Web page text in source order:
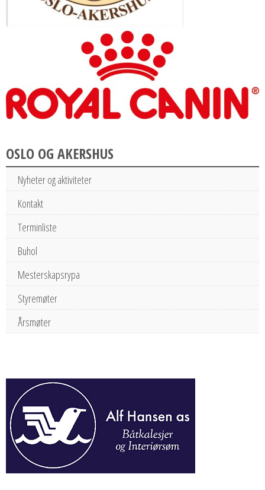
OSLO OG AKERSHUS
Nyheter og aktiviteter
Kontakt
Terminliste
Buhol
Mesterskapsrypa
Styremøter
Årsmøter